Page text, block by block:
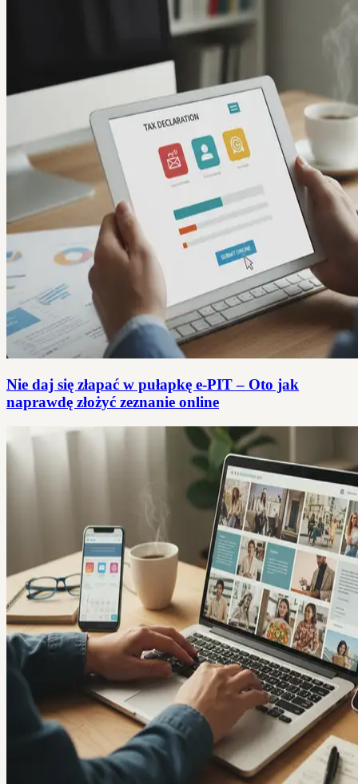
Nie daj się złapać w pułapkę e-PIT – Oto jak
naprawdę złożyć zeznanie online